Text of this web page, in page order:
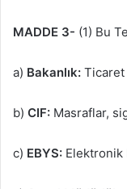
MADDE 3- (1) Bu
a) Bakanlık: Ticaret
b) CIF: Masraflar,
c) EBYS: Elektronik